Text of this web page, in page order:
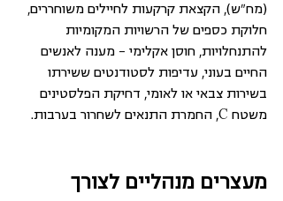
(מח"ש), הקצאת קרקעות לחיילים משוחררים,
חלוקת כספים של הרשויות המקומיות
להתנחלויות, חוסן אקלימי – מענה לאנשים
החיים בעוני, עדיפות לסטודנטים ששירתו
בשירות צבאי או לאומי, דחיקת הפלסטינים
משטח C, החמרת התנאים לשחרור בערבות.
מעצרים מנהליים לצורך